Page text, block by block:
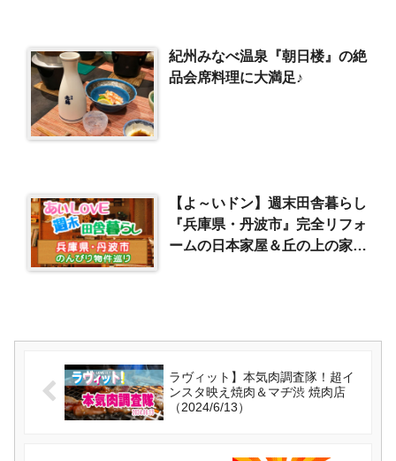
紀州みなべ温泉『朝日楼』の絶
品会席料理に大満足♪
【よ～いドン】週末田舎暮らし
『兵庫県・丹波市』完全リフォ
ームの日本家屋＆丘の上の家
ラヴィット】本気肉調査隊！超イ
ンスタ映え焼肉＆マヂ渋 焼肉店
（2024/6/13）